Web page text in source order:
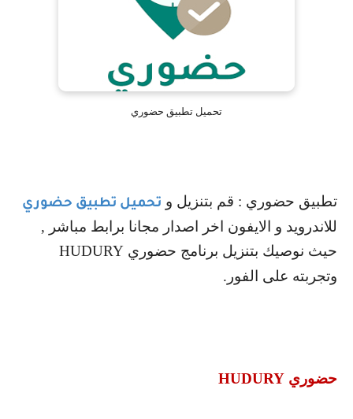
تحميل تطبيق حضوري
تطبيق حضوري : قم بتنزيل و تحميل تطبيق حضوري
للاندرويد و الايفون اخر اصدار مجانا برابط مباشر ,
حيث نوصيك بتنزيل برنامج حضوري HUDURY
وتجربته على الفور.
حضوري HUDURY